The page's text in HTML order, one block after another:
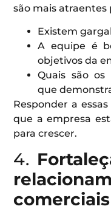
são mais atraentes
Existem
A equipe é
objetivos da
Quais são os
que
Responder a
que a empresa
para crescer.
4.
comerciais